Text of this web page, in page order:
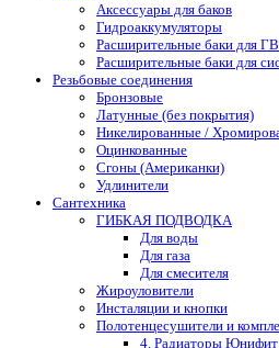
Аксессуары для баков
Гидроаккумуляторы
Расширительные баки для
Расширительные баки для
Резьбовые соединения
Бронзовые
Латунные (без покрытия)
Никелированные /
Оцинкованные
Сгоны (Американки)
Удлинители
Сантехника
ГИБКАЯ ПОДВОДКА
Для воды
Для газа
Для смесителя
Жироуловители
Инсталяции и кнопки
Полотенцесушители и
4. Радиаторы Юнифит